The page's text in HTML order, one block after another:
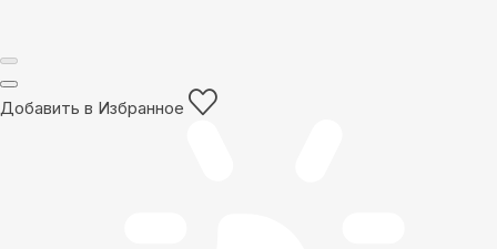
Добавить в Избранное